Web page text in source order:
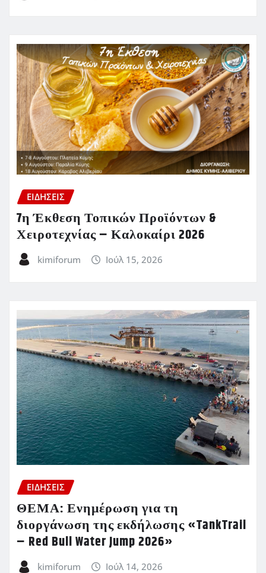
ΕΙΔΗΣΕΙΣ
7η Έκθεση Τοπικών Προϊόντων &
Χειροτεχνίας – Καλοκαίρι 2026
kimiforum Ιούλ 15, 2026
ΕΙΔΗΣΕΙΣ
ΘΕΜΑ: Ενημέρωση για τη
διοργάνωση της εκδήλωσης «TankTrail
– Red Bull Water Jump 2026»
kimiforum Ιούλ 14, 2026